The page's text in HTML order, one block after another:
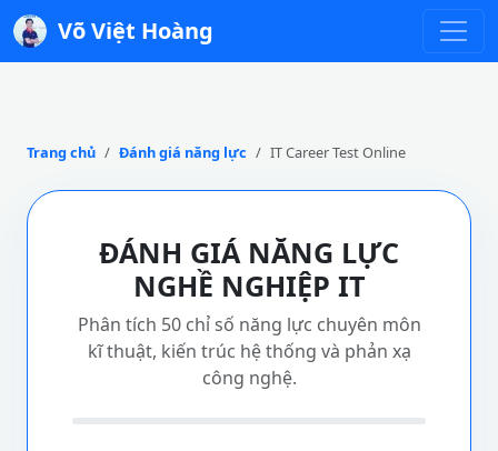
Võ Việt Hoàng
Trang chủ Đánh giá năng lực IT Career Test Online
ĐÁNH GIÁ NĂNG LỰC
NGHỀ NGHIỆP IT
Phân tích 50 chỉ số năng lực chuyên môn
kĩ thuật, kiến trúc hệ thống và phản xạ
công nghệ.